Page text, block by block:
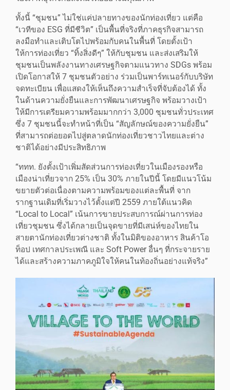
ทั้งนี้ “ชุมชน” ไม่ใช่แค่ปลายทางของนักท่องเที่ยว แต่คือ
“เวทีของ ESG ที่มีชีวิต” เป็นพื้นที่จริงที่ภาคธุรกิจสามารถ
ลงมือทำและเติบโตไปพร้อมกับคนในพื้นที่ โดยตั้งเป้า
ให้การท่องเที่ยว “ทิ้งสิ่งดีๆ” ให้กับชุมชน และส่งเสริมให้
ชุมชนเป็นพลังงานทางเศรษฐกิจตามแนวทาง SDGs พร้อม
เปิดโอกาสให้ 7 ชุมชนตัวอย่าง ร่วมเป็นพาร์ทเนอร์กับบริษัท
จดทะเบียน เพื่อแสดงให้เห็นถึงความสำเร็จที่จับต้องได้ ทั้ง
ในด้านความยั่งยืนและการพัฒนาเศรษฐกิจ พร้อมวางเป้า
ให้มีการเตรียมความพร้อมมากกว่า 3,000 ชุมชนทั่วประเทศ
ซึ่ง 7 ชุมชนนี้จะทำหน้าที่เป็น “สัญลักษณ์ของความยั่งยืน”
ที่สามารถต่อยอดไปสู่ตลาดนักท่องเที่ยวชาวไทยและต่าง
ชาติได้อย่างมีประสิทธิภาพ
“ททท. ยังตั้งเป้าเพิ่มสัดส่วนการท่องเที่ยวในเมืองรองหรือ
เมืองน่าเที่ยวจาก 25% เป็น 30% ภายในปีนี้ โดยมีแนวโน้ม
ขยายตัวต่อเนื่องตามความพร้อมของแต่ละพื้นที่ จาก
รากฐานเดิมที่เริ่มวางไว้ตั้งแต่ปี 2559 ภายใต้แนวคิด
“Local to Local” เน้นการขายประสบการณ์ผ่านการท่อง
เที่ยวชุมชน ซึ่งได้กลายเป็นจุดขายที่มีเสน่ห์ของไทยใน
สายตานักท่องเที่ยวต่างชาติ ทั้งในมิติของอาหาร สินค้าโอ
ท็อป เทศกาลประเพณี และ Soft Power อื่นๆ ที่กระจายราย
ได้และสร้างความภาคภูมิใจให้คนในท้องถิ่นอย่างแท้จริง”